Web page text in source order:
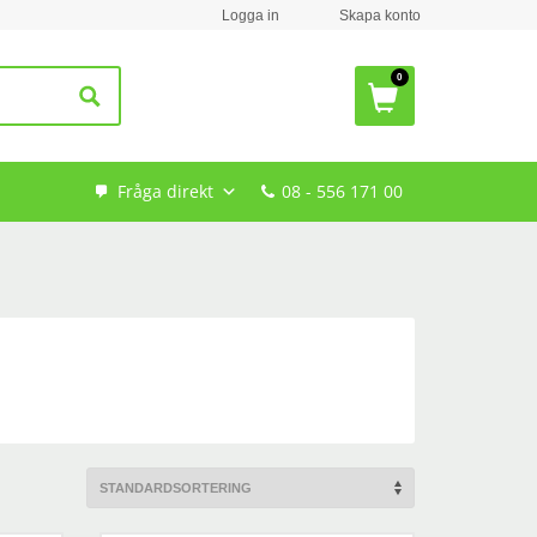
Logga in Skapa konto
08 - 556 171 00
Fråga direkt